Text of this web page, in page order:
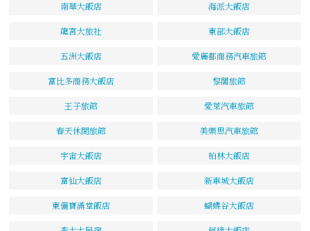
南華大飯店 海派大飯店
龍宮大旅社 東部大飯店
五洲大飯店 愛麗都商務汽車旅館
富比多商務大飯店 黎閣旅館
王子旅館 愛萊汽車旅館
春天休閒旅館 美樂思汽車旅館
宇宙大飯店 柏林大飯店
富仙大飯店 新車城大飯店
東儷寶滿堂飯店 蝴蝶谷大飯店